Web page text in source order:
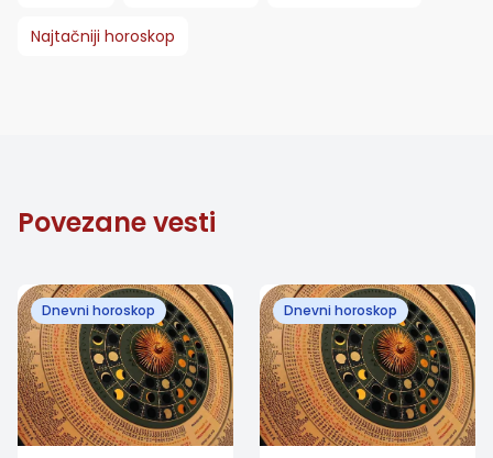
Najtačniji horoskop
Povezane vesti
Dnevni horoskop Dnevni horoskop